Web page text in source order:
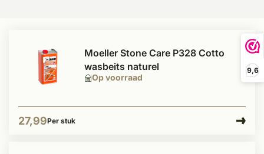
9,6
Op voorraad
Moeller Stone Care P328 Cotto
wasbeits naturel
27,99Per stuk